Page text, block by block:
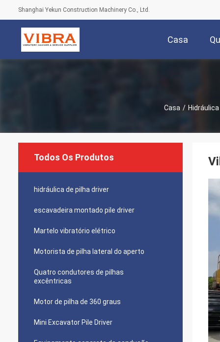
Shanghai Yekun Construction Machinery Co., Ltd.
Casa
Casa / Hidráulica
Todos Os Produtos
hidráulica de pilha driver
escavadeira montado pile driver
Martelo vibratório elétrico
Motorista de pilha lateral do aperto
Quatro condutores de pilhas
excêntricas
Motor de pilha de 360 graus
Mini Excavator Pile Driver